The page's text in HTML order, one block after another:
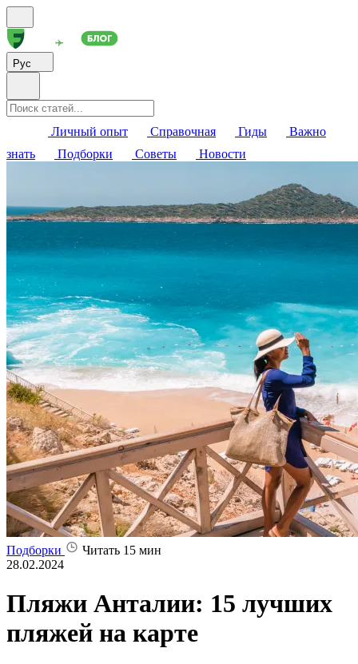
Рус
Личный опыт Справочная Гиды
Важно
знать
Подборки Советы Новости
Подборки
Читать 15 мин
28.02.2024
Пляжи Анталии: 15 лучших
пляжей на карте